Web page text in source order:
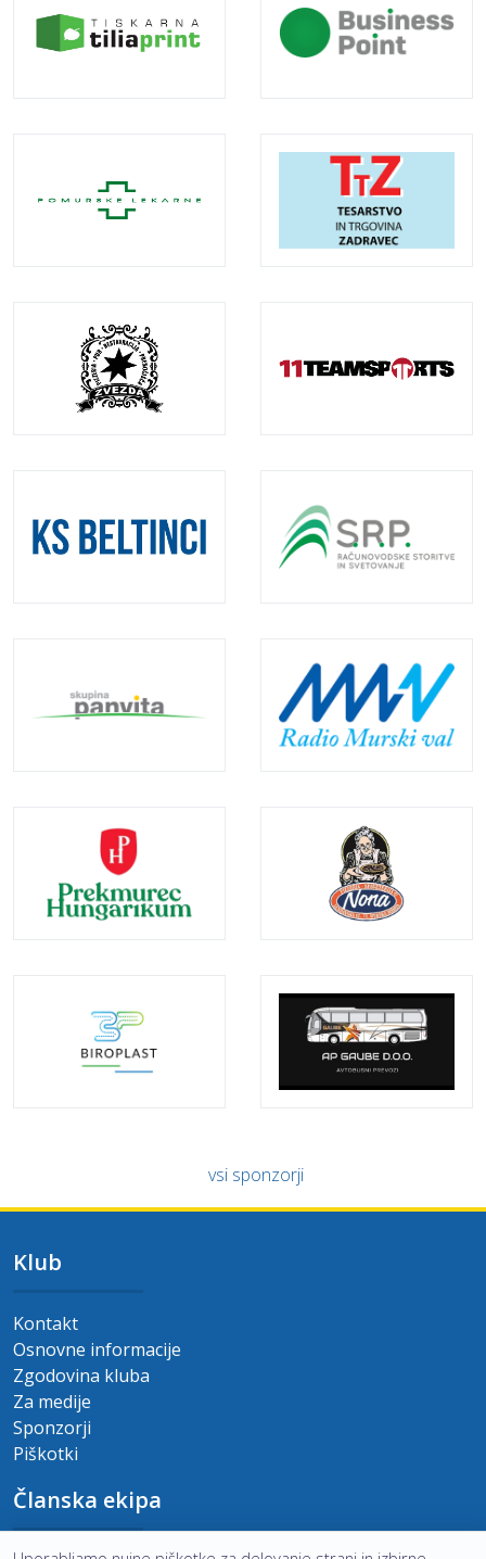
vsi sponzorji
Klub
Kontakt
Osnovne informacije
Zgodovina kluba
Za medije
Sponzorji
Piškotki
Članska ekipa